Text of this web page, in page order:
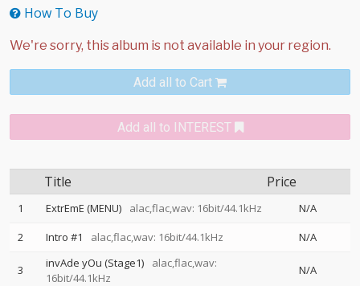
How To Buy
Add all to Cart
Add all to INTEREST
Title Price
1 ExtrEmE (MENU) alac,flac,wav: 16bit/44.1kHz
N/A
2
Intro #1 alac,flac,wav: 16bit/44.1kHz N/A
3 invAde yOu (Stage1)
alac,flac,wav:
16bit/44.1kHz
N/A